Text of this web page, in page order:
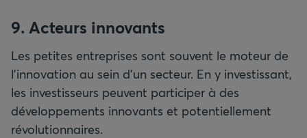
9. Acteurs innovants
Les petites entreprises sont souvent le moteur de
l’innovation au sein d’un secteur. En y investissant,
les investisseurs peuvent participer à des
développements innovants et potentiellement
révolutionnaires.